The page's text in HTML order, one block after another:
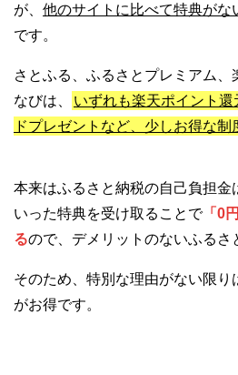
が、 他のサイトに比べて特典がな
です。
さとふる、ふるさとプレミアム、
なびは、
いずれも楽天ポイント
ドプレゼントなど、少しお得な制
本来はふるさと納税の自己負担金
いった特典を受け取ることで「0
るので、デメリットのないふるさ
そのため、特別な理由がない限
がお得です。